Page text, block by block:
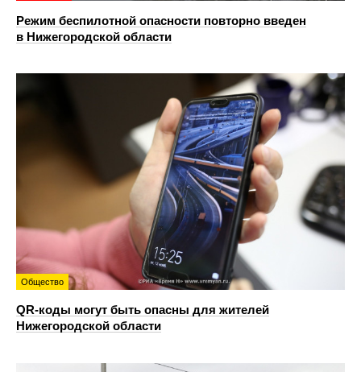
Режим беспилотной опасности повторно введен
в Нижегородской области
Общество
QR-коды могут быть опасны для жителей
Нижегородской области